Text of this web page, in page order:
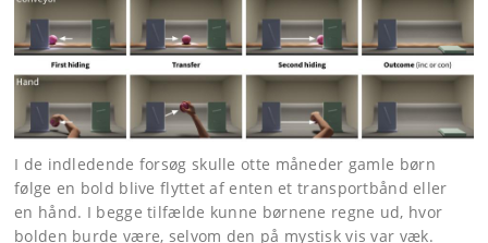
I de indledende forsøg skulle otte måneder gamle børn
følge en bold blive flyttet af enten et transportbånd eller
en hånd. I begge tilfælde kunne børnene regne ud, hvor
bolden burde være, selvom den på mystisk vis var væk.